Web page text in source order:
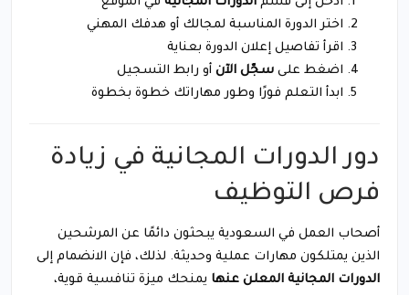
اختر الدورة المناسبة لمجالك أو هدفك المهني
اقرأ تفاصيل إعلان الدورة بعناية
اضغط على سجّل الآن أو رابط التسجيل
ابدأ التعلم فورًا وطور مهاراتك خطوة بخطوة
دور الدورات المجانية في زيادة
فرص التوظيف
أصحاب العمل في السعودية يبحثون دائمًا عن المرشحين
الذين يمتلكون مهارات عملية وحديثة. لذلك، فإن الانضمام إلى
الدورات المجانية المعلن عنها يمنحك ميزة تنافسية قوية،